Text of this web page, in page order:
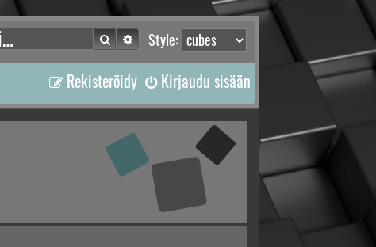
Style:
Etsi Tarkennettu haku
Kirjaudu sisään
Rekisteröidy